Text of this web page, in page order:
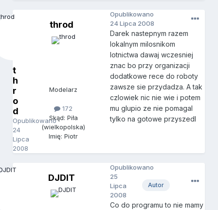
t
h
r
o
d
Opublikowano
24
Lipca
2008
throd
Modelarz
172
Skąd: Piła
(wielkopolska)
Imię: Piotr
Opublikowano
24 Lipca 2008
Darek nastepnym razem
lokalnym milosnikom
lotnictwa dawaj wczesniej
znac bo przy organizacji
dodatkowe rece do roboty
zawsze sie przydadza. A tak
czlowiek nic nie wie i potem
mu glupio ze nie pomagal
tylko na gotowe przyszedl
DJDIT
Autor
Opublikowano
25
Lipca
2008
Co do programu to nie mamy